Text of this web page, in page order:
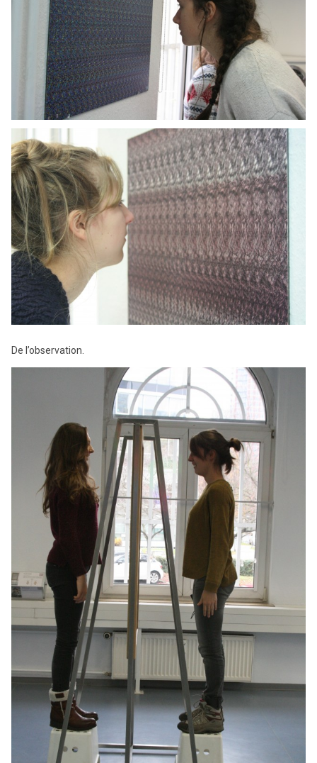
De l’observation.